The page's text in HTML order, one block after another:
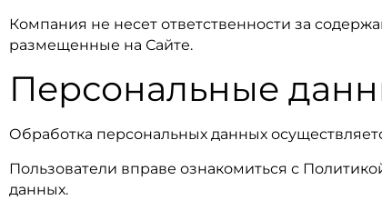
Компания не несет ответственности за
размещенные на Сайте.
Персональные
Обработка персональных данных
Пользователи вправе ознакомиться с
данных.